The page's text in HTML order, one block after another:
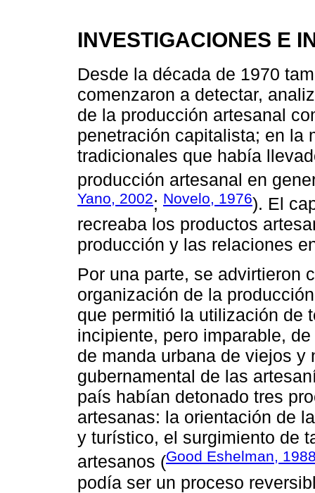
INVESTIGACIONES E
Desde la década de 1970
comenzaron a detectar,
de la producción artesanal
penetración capitalista; en la
tradicionales que había
producción artesanal en
Yano, 2002; Novelo, 1976). El
recreaba los productos
producción y las relaciones
Por una parte, se advirtieron
organización de la
que permitió la utilización de
incipiente, pero imparable,
de manda urbana de viejos
gubernamental de las
país habían detonado tres
artesanas: la orientación de
y turístico, el surgimiento de
artesanos (Good Eshelman,
podía ser un proceso